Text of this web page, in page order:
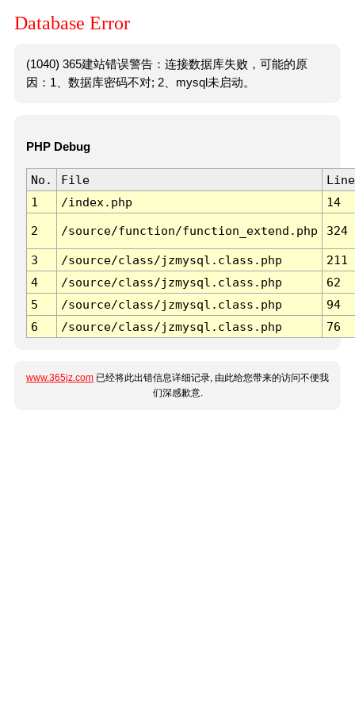
Database Error
(1040) 365建站错误警告：连接数据库失败，可能的原
因：1、数据库密码不对; 2、mysql未启动。
PHP Debug
No. File
Line
1
/index.php 14
2 /source/function/function_extend.php 324
3 /source/class/jzmysql.class.php
211
4
/source/class/jzmysql.class.php
62
5
/source/class/jzmysql.class.php
94
6
/source/class/jzmysql.class.php 76
www.365jz.com 已经将此出错信息详细记录, 由此给您带来的访问不便我
们深感歉意.